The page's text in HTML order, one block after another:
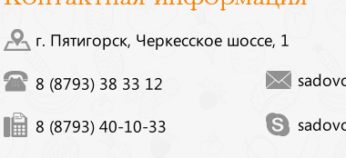
г. Пятигорск, Черкесское шоссе, 1
8 (8793) 38 33 12
8 (8793) 40-10-33